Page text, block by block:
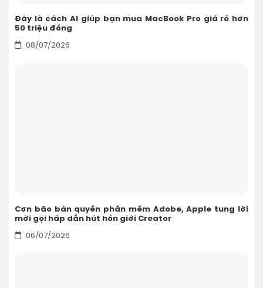
Đây là cách AI giúp bạn mua MacBook Pro giá rẻ hơn
50 triệu đồng
08/07/2026
Cơn bão bản quyền phần mềm Adobe, Apple tung lời
mời gọi hấp dẫn hút hồn giới Creator
06/07/2026